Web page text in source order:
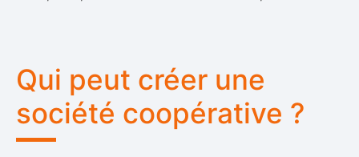
Qui peut créer une
société coopérative ?